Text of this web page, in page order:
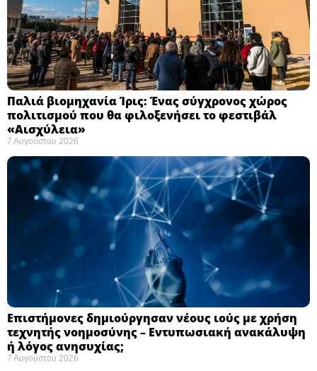
Παλιά βιομηχανία Ίρις: Ένας σύγχρονος χώρος
πολιτισμού που θα φιλοξενήσει το φεστιβάλ
«Αισχύλεια» ​
7 Αυγούστου 2026
Επιστήμονες δημιούργησαν νέους ιούς με χρήση
τεχνητής νοημοσύνης – Εντυπωσιακή ανακάλυψη
ή λόγος ανησυχίας; ​
7 Αυγούστου 2026